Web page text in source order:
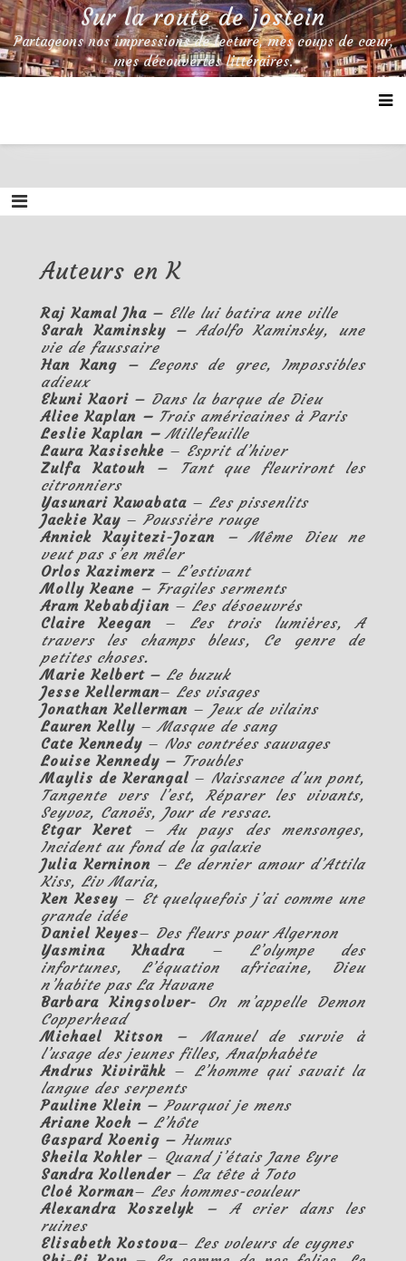
Skip
to
content
Sur la route de jostein
Partageons nos impressions de lecture, mes coups de cœur,
mes découvertes littéraires.
Auteurs en K
Raj Kamal Jha – Elle lui batira une ville
Sarah Kaminsky –Adolfo Kaminsky, une
vie de faussaire
Han Kang – Leçons de grec, Impossibles
adieux
Ekuni Kaori – Dans la barque de Dieu
Alice Kaplan – Trois américaines à Paris
Leslie Kaplan – Millefeuille
Laura Kasischke– Esprit d’hiver
Zulfa Katouh –
Tant que fleuriront les
citronniers
Yasunari Kawabata– Les pissenlits
Jackie Kay– Poussière rouge
Annick Kayitezi-Jozan
– Même Dieu ne
veut pas s’en mêler
Orlos Kazimerz – L’estivant
Molly Keane– Fragiles serments
Aram Kebabdjian – Les désoeuvrés
Claire Keegan – Les trois lumières,A
travers les champs bleus, Ce genre de
petites choses.
Marie Kelbert – Le buzuk
Jesse Kellerman– Les visages
Jonathan Kellerman – Jeux de vilains
Lauren Kelly– Masque de sang
Cate Kennedy– Nos contrées sauvages
Louise Kennedy – Troubles
Maylis de Kerangal–Naissance d’un pont,
Tangente vers l’est,Réparer les vivants,
Seyvoz, Canoës, Jour de ressac.
Etgar Keret– Au pays des mensonges,
Incident au fond de la galaxie
Julia Kerninon – Le dernier amour d’Attila
Kiss, Liv Maria,
Ken Kesey– Et quelquefois j’ai comme une
grande idée
Daniel Keyes– Des fleurs pour Algernon
Yasmina Khadra
– L’olympe des
infortunes,L’équation africaine, Dieu
n’habite pas La Havane
Barbara Kingsolver- On m’appelle Demon
Copperhead
Michael Kitson – Manuel de survie à
l’usage des jeunes filles, Analphabète
Andrus Kivirähk – L’homme qui savait la
langue des serpents
Pauline Klein – Pourquoi je mens
Ariane Koch – L’hôte
Gaspard Koenig – Humus
Sheila Kohler– Quand j’étais Jane Eyre
Sandra Kollender– La tête à Toto
Cloé Korman– Les hommes-couleur
Alexandra Koszelyk – A crier dans les
ruines
Elisabeth Kostova– Les voleurs de cygnes